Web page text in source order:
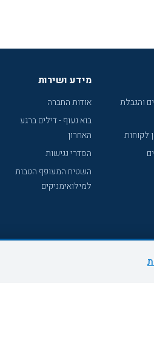
והגבלת
לקוחות
מידע ושירות
אודות החברה
בוא נעוף - דילים ברגע
האחרון
הסדרי נגישות
השטיח המעופף הטבות
למילואימניקים